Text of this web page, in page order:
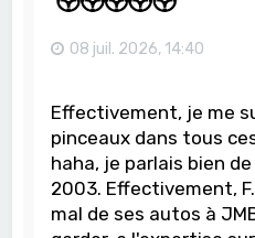
08 juil. 2026, 14:40
Effectivement, je me
pinceaux dans tous
haha, je parlais bien
2003. Effectivement,
mal de ses autos à